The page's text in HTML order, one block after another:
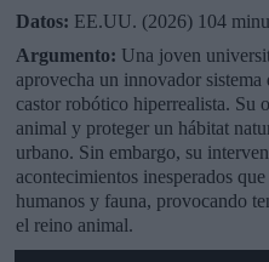
Datos: EE.UU. (2026) 104
Argumento: Una joven
aprovecha un innovador
castor robótico hiperrealista. Su
animal y proteger un hábitat
urbano. Sin embargo, su
acontecimientos inesperados
humanos y fauna, provocando
el reino animal.